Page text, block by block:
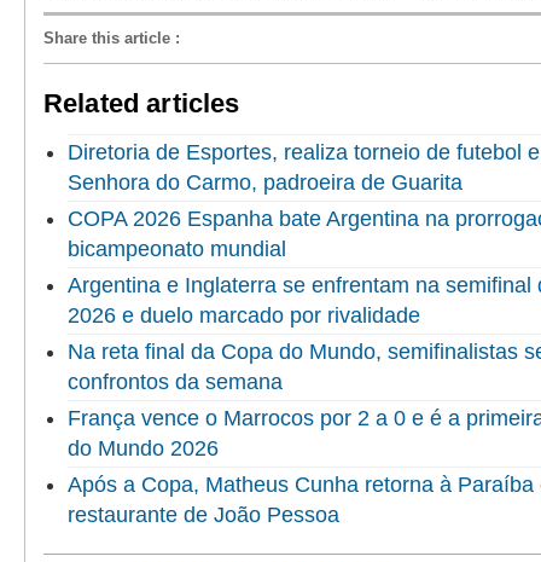
Share this article :
Related articles
Diretoria de Esportes, realiza torneio de futebol
Senhora do Carmo, padroeira de Guarita
COPA 2026 Espanha bate Argentina na
bicampeonato mundial
Argentina e Inglaterra se enfrentam na semifinal
2026 e duelo marcado por rivalidade
Na reta final da Copa do Mundo, semifinalistas
confrontos da semana
França vence o Marrocos por 2 a 0 e é a
do Mundo 2026
Após a Copa, Matheus Cunha retorna à Paraíba
restaurante de João Pessoa